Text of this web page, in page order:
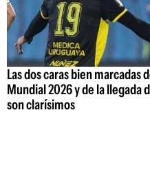
Las dos caras bien marcadas
Mundial 2026 y de la llegada
son clarísimos